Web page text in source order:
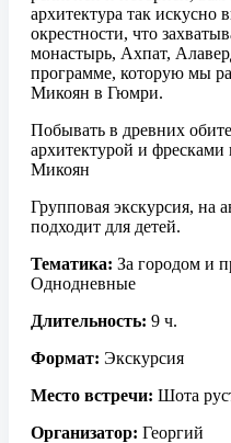
архитектура так
окрестности, что
монастырь, Ахпат,
программе, которую мы
Микоян в Гюмри.
Побывать в древних
архитектурой и фресками
Микоян
Групповая экскурсия, на
подходит для детей.
Тематика: За городом и
Однодневные
Длительность: 9 ч.
Формат: Экскурсия
Место встречи: Шота
Организатор: Георгий